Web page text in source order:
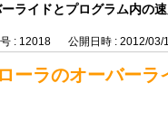
ライドとプログラム内の
: 12018 公開日時 : 2012/03/
ーラのオーバー